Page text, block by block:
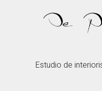
Estudio de